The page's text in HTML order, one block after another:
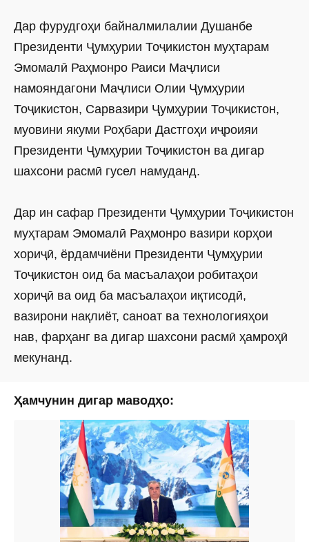
Дар фурудгоҳи байналмилалии Душанбе
Президенти Ҷумҳурии Тоҷикистон муҳтарам
Эмомалӣ Раҳмонро Раиси Маҷлиси
намояндагони Маҷлиси Олии Ҷумҳурии
Тоҷикистон, Сарвазири Ҷумҳурии Тоҷикистон,
муовини якуми Роҳбари Дастгоҳи иҷроияи
Президенти Ҷумҳурии Тоҷикистон ва дигар
шахсони расмӣ гусел намуданд.
Дар ин сафар Президенти Ҷумҳурии Тоҷикистон
муҳтарам Эмомалӣ Раҳмонро вазири корҳои
хориҷӣ, ёрдамчиёни Президенти Ҷумҳурии
Тоҷикистон оид ба масъалаҳои робитаҳои
хориҷӣ ва оид ба масъалаҳои иқтисодӣ,
вазирони нақлиёт, саноат ва технологияҳои
нав, фарҳанг ва дигар шахсони расмӣ ҳамроҳӣ
мекунанд.
Ҳамчунин дигар маводҳо: